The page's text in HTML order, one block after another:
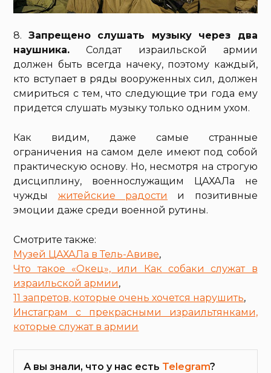
8. Запрещено слушать музыку через два
наушника. Солдат израильской армии
должен быть всегда начеку, поэтому каждый,
кто вступает в ряды вооруженных сил, должен
смириться с тем, что следующие три года ему
придется слушать музыку только одним ухом.
Как видим, даже самые странные
ограничения на самом деле имеют под собой
практическую основу. Но, несмотря на строгую
дисциплину, военнослужащим ЦАХАЛа не
чужды житейские радости
и позитивные
эмоции даже среди военной рутины.
Смотрите также:
Музей ЦАХАЛа в Тель-Авиве,
Что такое «Окец», или Как собаки служат в
израильской армии,
11 запретов, которые очень хочется нарушить,
Инстаграм с прекрасными израильтянками,
которые служат в армии
А вы знали, что у нас есть Telegram?